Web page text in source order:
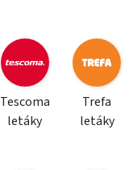
Tescoma
letáky
Trefa
letáky